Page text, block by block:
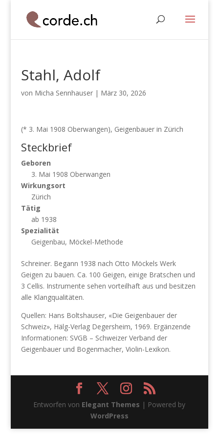
Stahl, Adolf
von Micha Sennhauser| März 30, 2026
(* 3. Mai 1908 Oberwangen), Geigenbauer in Zürich
Steckbrief
Geboren
3. Mai 1908 Oberwangen
Wirkungsort
Zürich
Tätig
ab 1938
Spezialität
Geigenbau, Möckel-Methode
Schreiner. Begann 1938 nach Otto Möckels Werk
Geigen zu bauen. Ca. 100 Geigen, einige Bratschen und
3 Cellis. Instrumente sehen vorteilhaft aus und besitzen
alle Klangqualitäten.
Quellen: Hans Boltshauser, «Die Geigenbauer der
Schweiz», Hälg-Verlag Degersheim, 1969. Ergänzende
Informationen: SVGB – Schweizer Verband der
Geigenbauer und Bogenmacher, Violin-Lexikon.
Entworfen von Elegant Themes | Powered by
WordPress